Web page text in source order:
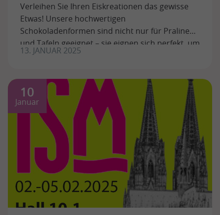
Verleihen Sie Ihren Eiskreationen das gewisse
Etwas! Unsere hochwertigen
Schokoladenformen sind nicht nur für Pralinen
und Tafeln geeignet – sie eignen sich perfekt, um
darin eine ...
13. JANUAR 2025
10
Januar